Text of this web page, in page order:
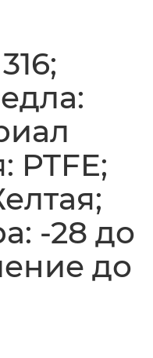
PTFE;
-28 до
до